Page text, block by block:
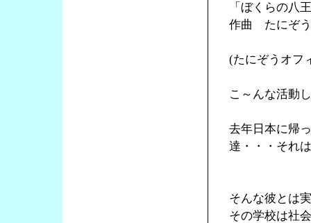
「ぼくらの八
作曲 たにぞ
(たにぞうオ
こ～んな活動
去年日本に帰
達・・・それ
そんな彼とは
その学校は社